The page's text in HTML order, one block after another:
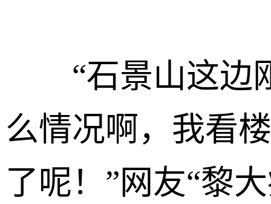
“石景山这边
么情况啊，我看
了呢！”网友“黎